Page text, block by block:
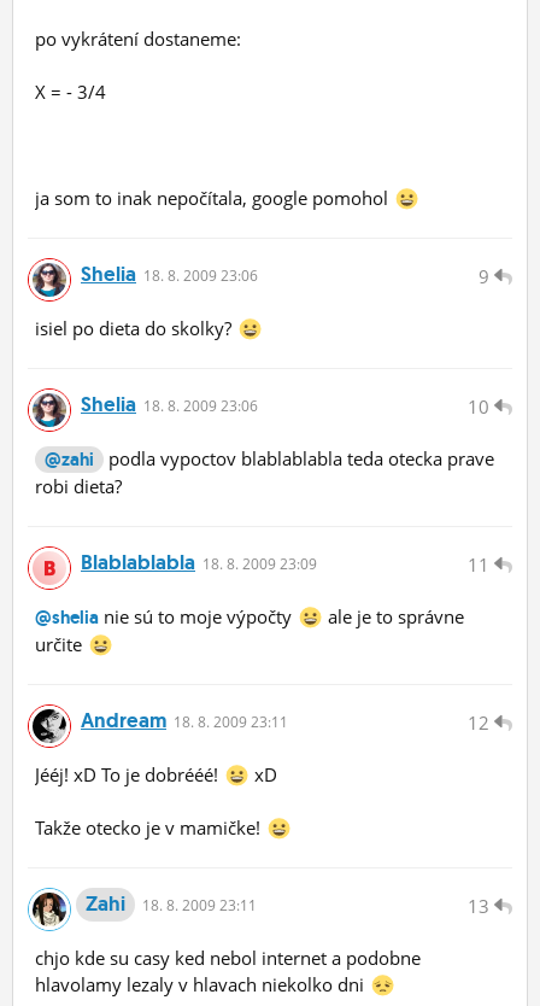
po vykrátení dostaneme:
X = - 3/4
ja som to inak nepočítala, google pomohol
9
Shelia 18. 8. 2009 23:06
isiel po dieta do skolky?
10
Shelia 18. 8. 2009 23:06
@zahi
podla vypoctov blablablabla teda otecka prave
robi dieta?
11
Blablablabla 18. 8. 2009 23:09
@shelia nie sú to moje výpočty
ale je to správne
určite
12
Andream 18. 8. 2009 23:11
Jééj! xD To je dobrééé! xD
Takže otecko je v mamičke!
13
Zahi 18. 8. 2009 23:11
chjo kde su casy ked nebol internet a podobne
hlavolamy lezaly v hlavach niekolko dni